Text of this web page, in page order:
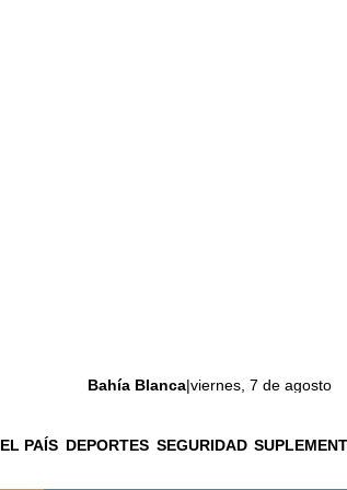
Bahía Blanca|viernes, 7 de agosto
EL PAÍS DEPORTES SEGURIDAD